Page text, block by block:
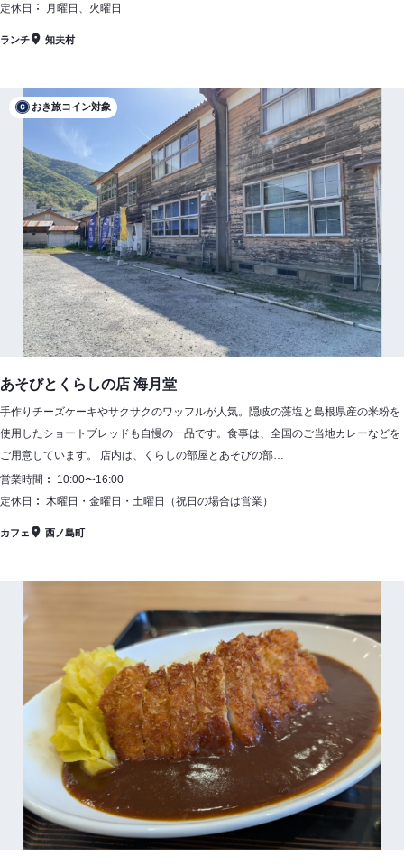
定休日 月曜日、火曜日
ランチ 知夫村
おき旅コイン対象
あそびとくらしの店 海月堂
手作りチーズケーキやサクサクのワッフルが人気。隠岐の藻塩と島根県産の米粉を
使用したショートブレッドも自慢の一品です。食事は、全国のご当地カレーなどを
ご用意しています。 店内は、くらしの部屋とあそびの部…
営業時間
10:00〜16:00
定休日
木曜日・金曜日・土曜日（祝日の場合は営業）
カフェ 西ノ島町